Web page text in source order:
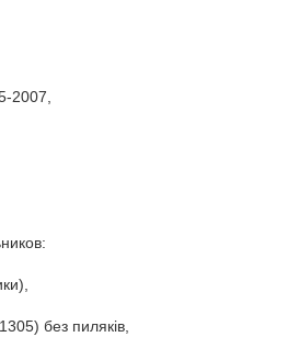
2007,
без пиляків,